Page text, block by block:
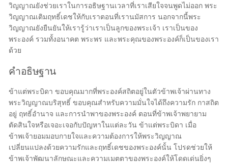
วิญญาณยังช่วยเราในการอธิษฐานเวลาที่เราเสียใจจนพูดไม่ออก พระ
วิญญาณเติมฤทธิ์เดชให้กับเราตอนที่เรานมัสการ นอกจากนี้พระ
วิญญาณยังยืนยันให้เรารู้ว่าเราเป็นลูกของพระเจ้า เราเป็นของ
พระองค์ รวมทั้งอนาคต พระพร และพระคุณของพระองค์ก็เป็นของเรา
ด้วย
คำอธิษฐาน
ข้าแต่พระบิดา ขอบคุณมากที่พระองค์สถิตอยู่ในตัวข้าพเจ้าผ่านทาง
พระวิญญาณบริสุทธิ์ ขอบคุณสำหรับความมั่นใจได้ถึงความรัก กาสถิต
อยู่ ฤทธิ์อำนาจ และการนำพาของพระองค์ ตอนที่ข้าพเจ้าพยายาม
ตัดสินใจหรือเจอะเจอกับปัญหาในแต่ละวัน ข้าแต่พระบิดา เมื่อ
ข้าพเจ้ายอมมอบกายใจและความต้องการให้พระวิญญาณ
เปลี่ยนแปลงด้วยความรักและฤทธิ์เดชของพระองค์นั้น โปรดช่วยให้
ข้าพเจ้าพัฒนาลักษณะและความเมตตาของพระองค์ให้โดดเด่นยิ่งๆ